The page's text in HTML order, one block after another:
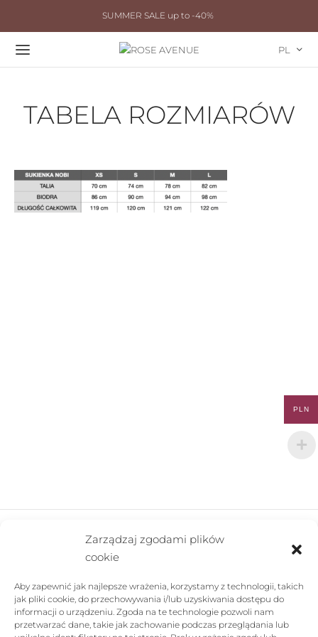
Zarządzaj zgodami plików
cookie
Aby zapewnić jak najlepsze wrażenia, korzystamy z technologii, takich
jak pliki cookie, do przechowywania i/lub uzyskiwania dostępu do
informacji o urządzeniu. Zgoda na te technologie pozwoli nam
przetwarzać dane, takie jak zachowanie podczas przeglądania lub
SUMMER SALE up to -40%
PL
TABELA ROZMIARÓW
POMOC
SKLEP
PLN